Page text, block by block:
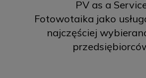
PV as a
Fotowotaika jako
najczęściej